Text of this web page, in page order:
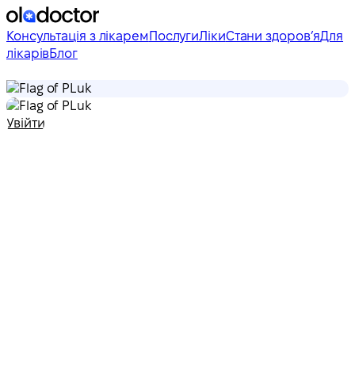
Консультація з лікарем ПослугиЛікиСтани здоровʼяДля
лікарівБлог
uk
uk
Увійти